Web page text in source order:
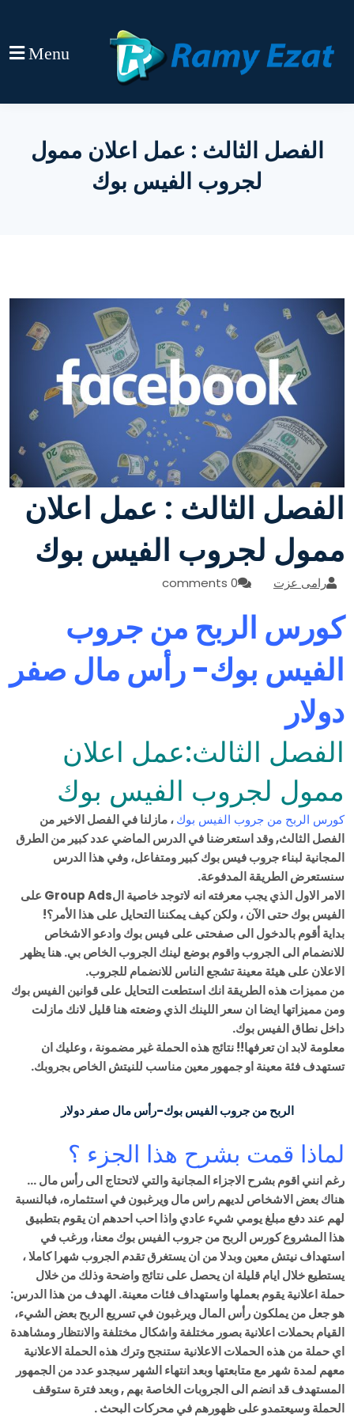
Menu
الفصل الثالث : عمل اعلان ممول
لجروب الفيس بوك
الفصل الثالث : عمل اعلان
ممول لجروب الفيس بوك
رامى عزت 0 comments
كورس الربح من جروب
الفيس بوك- رأس مال صفر
دولار
الفصل الثالث:عمل اعلان
ممول لجروب الفيس بوك
كورس الربح من جروب الفيس بوك، مازلنا في الفصل الاخير من
الفصل الثالث, وقد استعرضنا في الدرس الماضي عدد كبير من الطرق
المجانية لبناء جروب فيس بوك كبير ومتفاعل، وفي هذا الدرس
سنستعرض الطريقة المدفوعة.
الامر الاول الذي يجب معرفته انه لاتوجد خاصية الGroup Ads على
الفيس بوك حتى الآن ، ولكن كيف يمكننا التحايل على هذا الأمر؟!
بداية أقوم بالدخول الى صفحتى على فيس بوك وادعو الاشخاص
للانضمام الى الجروب واقوم بوضع لينك الجروب الخاص بي. هنا يظهر
الاعلان على هيئة معينة تشجع الناس للانضمام للجروب.
من مميزات هذه الطريقة انك استطعت التحايل على قوانين الفيس بوك
ومن مميزاتها ايضا ان سعر اللينك الذي وضعته هنا قليل لانك مازلت
داخل نطاق الفيس بوك.
معلومة لابد ان تعرفها!! نتائج هذه الحملة غير مضمونة ، وعليك ان
تستهدف فئة معينة او جمهور معين مناسب للنيتش الخاص بجروبك.
الربح من جروب الفيس بوك-رأس مال صفر دولار
لماذا قمت بشرح هذا الجزء ؟
رغم انني اقوم بشرح الاجزاء المجانية والتي لاتحتاج الى رأس مال …
هناك بعض الاشخاص لديهم راس مال ويرغبون في استثماره، فبالنسبة
لهم عند دفع مبلغ يومي شيء عادي واذا احب احدهم ان يقوم بتطبيق
هذا المشروع كورس الربح من جروب الفيس بوك معنا، ورغب في
استهداف نيتش معين وبدلا من ان يستغرق تقدم الجروب شهرا كاملا ،
يستطيع خلال ايام قليلة ان يحصل على نتائج واضحة وذلك من خلال
حملة اعلانية يقوم بعملها واستهداف فئات معينة.الهدف من هذا الدرس:
هو جعل من يملكون رأس المال ويرغبون في تسريع الربح بعض الشيء،
القيام بحملات اعلانية بصور مختلفة واشكال مختلفة والانتظار ومشاهدة
اي حملة من هذه الحملات الاعلانية ستنجح وترك هذه الحملة الاعلانية
معهم لمدة شهر مع متابعتها وبعد انتهاء الشهر سيجدو عدد من الجمهور
المستهدف قد انضم الى الجروبات الخاصة بهم , وبعد فترة ستوقف
الحملة وسيعتمدو على ظهورهم في محركات البحث .